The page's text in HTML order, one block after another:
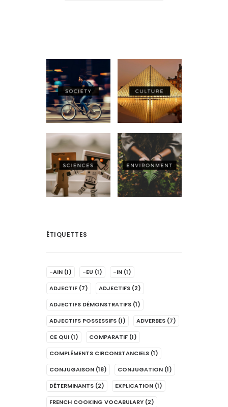
ÉTIQUETTES
-AIN (1) -EU (1) -IN (1)
ADJECTIF (7) ADJECTIFS (2)
ADJECTIFS DÉMONSTRATIFS (1)
ADJECTIFS POSSESSIFS (1) ADVERBES (7)
CE QUI (1) COMPARATIF (1)
COMPLÉMENTS CIRCONSTANCIELS (1)
CONJUGAISON (18) CONJUGATION (1)
DÉTERMINANTS (2) EXPLICATION (1)
FRENCH COOKING VOCABULARY (2)